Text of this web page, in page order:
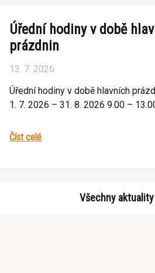
Úřední hodiny v době
prázdnin
13. 7. 2026
Úřední hodiny v době hlavních
1. 7. 2026 – 31. 8. 2026 9.00 –
Číst celé
Všechny aktuality